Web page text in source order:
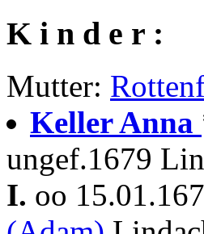
K i n d e r :
Mutter:
Keller Anna
ungef.1679
I. oo